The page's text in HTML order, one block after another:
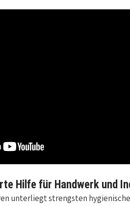
Hilfe für Handwerk und
unterliegt strengsten